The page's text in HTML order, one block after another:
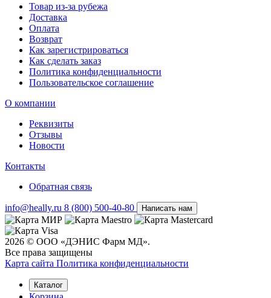
Товар из-за рубежа
Доставка
Оплата
Возврат
Как зарегистрироваться
Как сделать заказ
Политика конфиденциальности
Пользовательское соглашение
О компании
Реквизиты
Отзывы
Новости
Контакты
Обратная связь
info@heally.ru 8 (800) 500-40-80 Написать нам
2026 © ООО «ДЭНИС Фарм МД».
Все права защищены
Карта сайта Политика конфиден­циальности
Каталог